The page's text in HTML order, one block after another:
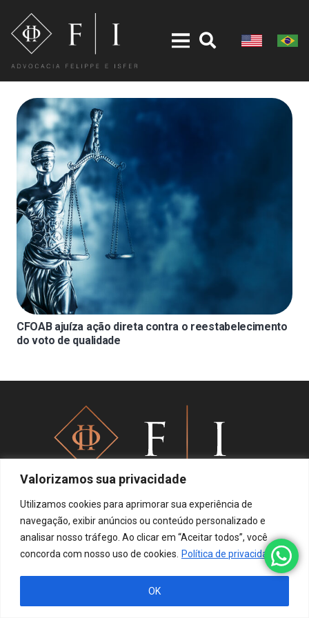
Valorizamos sua privacidade
Utilizamos cookies para aprimorar sua experiência de
navegação, exibir anúncios ou conteúdo personalizado e
analisar nosso tráfego. Ao clicar em “Aceitar todos”, você
concorda com nosso uso de cookies. Política de privacidade
OK
CFOAB ajuíza ação direta contra o reestabelecimento
do voto de qualidade
Política de privacidade